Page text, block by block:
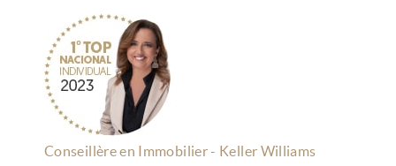
Conseillère en Immobilier - Keller Williams